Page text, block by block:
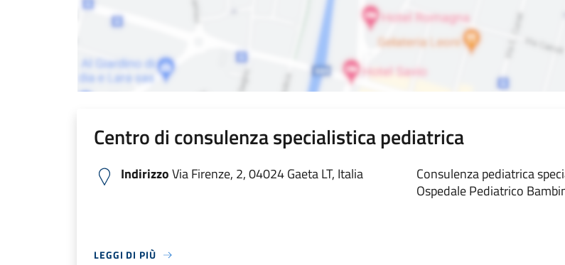
Centro di consulenza specialistica pediatrica
IndirizzoVia Firenze, 2, 04024 Gaeta LT, Italia
Consulenza pediatrica
Ospedale Pediatrico
LEGGI DI PIÙ